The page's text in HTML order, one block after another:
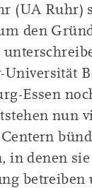
(UA Ruhr)
den
Essen
nun
in denen